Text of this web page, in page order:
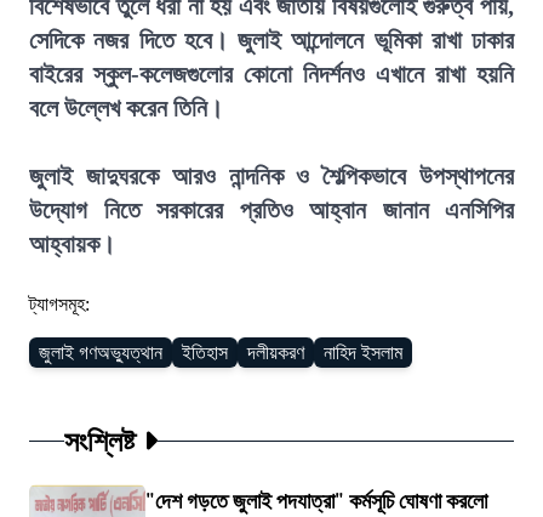
বিশেষভাবে তুলে ধরা না হয় এবং জাতীয় বিষয়গুলোই গুরুত্ব পায়,
সেদিকে নজর দিতে হবে। জুলাই আন্দোলনে ভূমিকা রাখা ঢাকার
বাইরের স্কুল-কলেজগুলোর কোনো নিদর্শনও এখানে রাখা হয়নি
বলে উল্লেখ করেন তিনি।
জুলাই জাদুঘরকে আরও নান্দনিক ও শৈল্পিকভাবে উপস্থাপনের
উদ্যোগ নিতে সরকারের প্রতিও আহ্বান জানান এনসিপির
আহ্বায়ক।
ট্যাগসমূহ:
জুলাই গণঅভ্যুত্থান ইতিহাস দলীয়করণ নাহিদ ইসলাম
সংশ্লিষ্ট
"দেশ গড়তে জুলাই পদযাত্রা" কর্মসূচি ঘোষণা করলো